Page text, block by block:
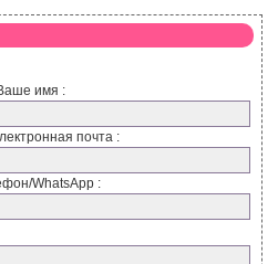
имя :
почта :
WhatsApp :